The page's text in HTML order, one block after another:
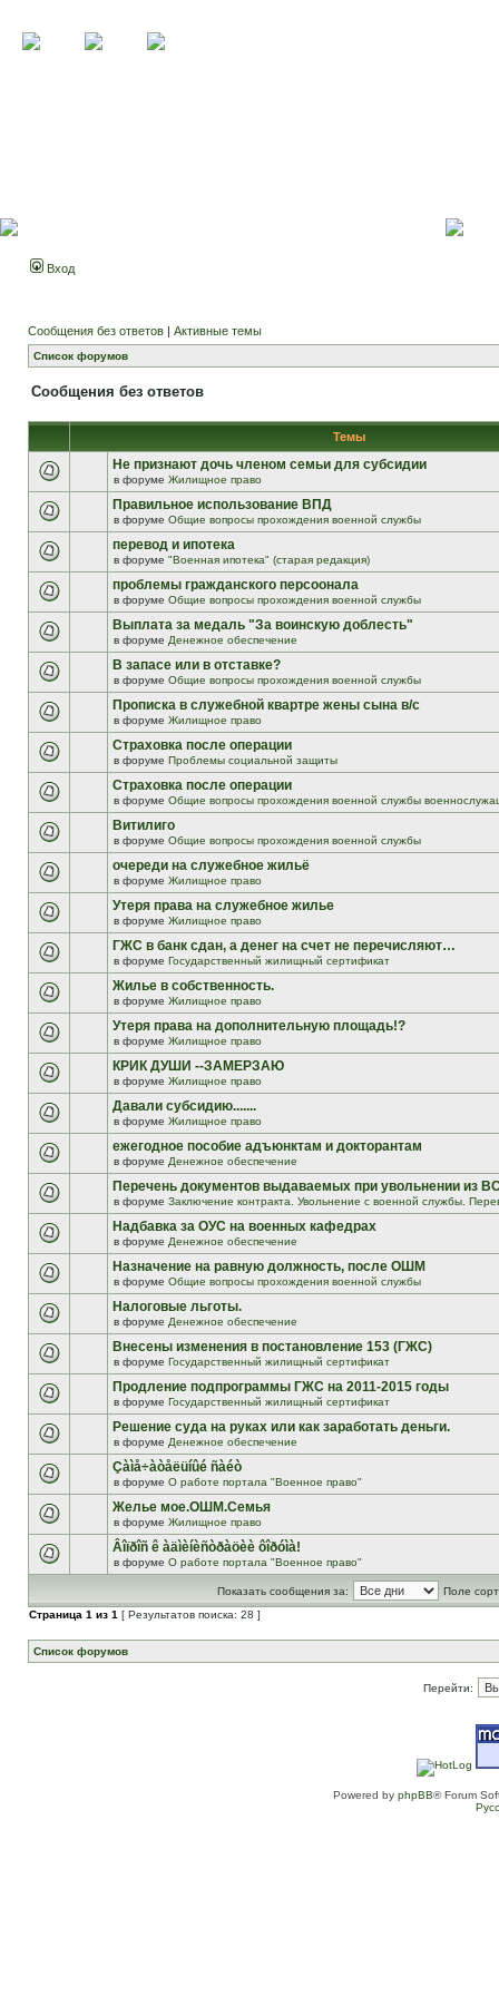
Вход
Сообщения без ответов | Активные темы
Список форумов
Сообщения без ответов
Темы
Не признают дочь членом семьи для субсидии
в форуме Жилищное право
Правильное использование ВПД
в форуме Общие вопросы прохождения военной службы
перевод и ипотека
в форуме "Военная ипотека" (старая редакция)
проблемы гражданского персоонала
в форуме Общие вопросы прохождения военной службы
Выплата за медаль "За воинскую доблесть"
в форуме Денежное обеспечение
В запасе или в отставке?
в форуме Общие вопросы прохождения военной службы
Прописка в служебной квартре жены сына в/с
в форуме Жилищное право
Страховка после операции
в форуме Проблемы социальной защиты
Страховка после операции
в форуме Общие вопросы прохождения военной службы
Витилиго
в форуме Общие вопросы прохождения военной службы
очереди на служебное жильё
в форуме Жилищное право
Утеря права на служебное жилье
в форуме Жилищное право
ГЖС в банк сдан, а денег на счет не перечисляют…
в форуме Государственный жилищный сертификат
Жилье в собственность.
в форуме Жилищное право
Утеря права на дополнительную площадь!?
в форуме Жилищное право
КРИК ДУШИ --ЗАМЕРЗАЮ
в форуме Жилищное право
Давали субсидию.......
в форуме Жилищное право
ежегодное пособие адъюнктам и докторантам
в форуме Денежное обеспечение
Перечень документов выдаваемых при увольнении из
в форуме Заключение контракта. Увольнение с военной службы.
Надбавка за ОУС на военных кафедрах
в форуме Денежное обеспечение
Назначение на равную должность, после ОШМ
в форуме Общие вопросы прохождения военной службы
Налоговые льготы.
в форуме Денежное обеспечение
Внесены изменения в постановление 153 (ГЖС)
в форуме Государственный жилищный сертификат
Продление подпрограммы ГЖС на 2011-2015 годы
в форуме Государственный жилищный сертификат
Решение суда на руках или как заработать деньги.
в форуме Денежное обеспечение
Çàìå÷àòåëüíûé ñàéò
в форуме О работе портала "Военное право"
Желье мое.ОШМ.Семья
в форуме Жилищное право
Âîïðîñ ê àäìèíèñòðàöèè ôîðóìà!
в форуме О работе портала "Военное право"
Показать сообщения за:
Поле
Страница 1 из 1 [ Результатов поиска: 28 ]
Список форумов
Перейти:
Powered by phpBB® Forum